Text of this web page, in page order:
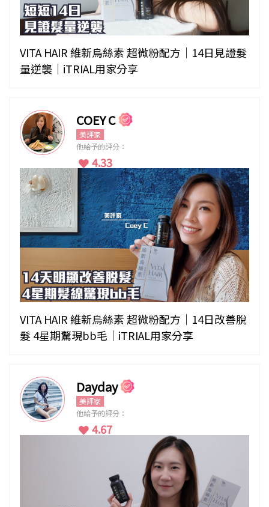
VITA HAIR 維新烏絲素 超微粉配方｜14日見證髮
量逆襲｜iTRIAL用家分享
COEY C
美評家
他給予的評分：
4.33
VITA HAIR 維新烏絲素 超微粉配方｜14日改善脫
髮 4星期驚現bb毛｜iTRIAL用家分享
Dayday
美評家
他給予的評分：
4.67